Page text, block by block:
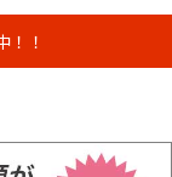
！！